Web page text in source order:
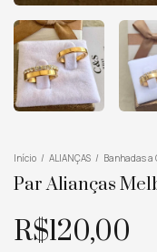
Início / ALIANÇAS / Banhadas a
Par Alianças
R$120,00